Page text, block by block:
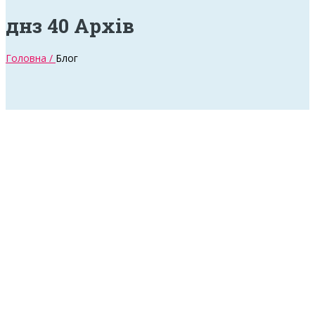
днз 40 Архів
Головна / Блог